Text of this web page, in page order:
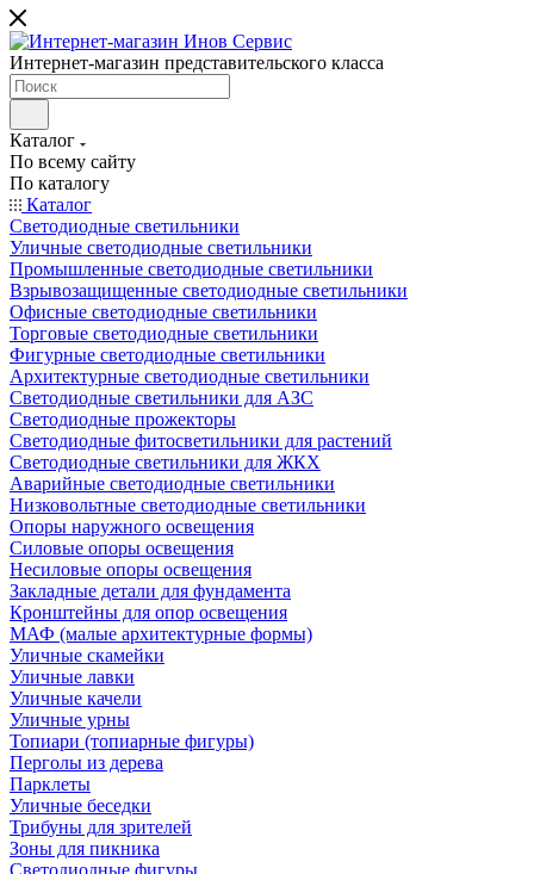
Интернет-магазин представительского класса
Каталог
По всему сайту
По каталогу
Каталог
Светодиодные светильники
Уличные светодиодные светильники
Промышленные светодиодные светильники
Взрывозащищенные светодиодные светильники
Офисные светодиодные светильники
Торговые светодиодные светильники
Фигурные светодиодные светильники
Архитектурные светодиодные светильники
Светодиодные светильники для АЗС
Светодиодные прожекторы
Светодиодные фитосветильники для растений
Светодиодные светильники для ЖКХ
Аварийные светодиодные светильники
Низковольтные светодиодные светильники
Опоры наружного освещения
Силовые опоры освещения
Несиловые опоры освещения
Закладные детали для фундамента
Кронштейны для опор освещения
МАФ (малые архитектурные формы)
Уличные скамейки
Уличные лавки
Уличные качели
Уличные урны
Топиари (топиарные фигуры)
Перголы из дерева
Парклеты
Уличные беседки
Трибуны для зрителей
Зоны для пикника
Светодиодные фигуры